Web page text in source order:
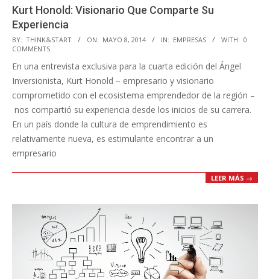
Kurt Honold: Visionario Que Comparte Su
Experiencia
2014-
05-
08
BY: THINK&START ON: MAYO 8, 2014 IN: EMPRESAS WITH: 0
COMMENTS
En una entrevista exclusiva para la cuarta edición del Ángel
Inversionista, Kurt Honold – empresario y visionario
comprometido con el ecosistema emprendedor de la región –
nos compartió su experiencia desde los inicios de su carrera.
En un país donde la cultura de emprendimiento es
relativamente nueva, es estimulante encontrar a un
empresario
LEER MÁS →